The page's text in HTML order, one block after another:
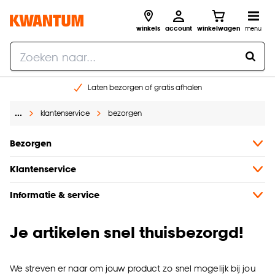
winkels account winkelwagen menu
Laten bezorgen of gratis afhalen
Gratis raam advies en opmeten aan huis
… klantenservice bezorgen
Bezorgen
Klantenservice
Informatie & service
Je artikelen snel thuisbezorgd!
We streven er naar om jouw product zo snel mogelijk bij jou